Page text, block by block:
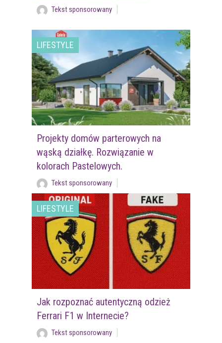
Tekst sponsorowany
LIFESTYLE
Projekty domów parterowych na
wąską działkę. Rozwiązanie w
kolorach Pastelowych.
Tekst sponsorowany
LIFESTYLE
Jak rozpoznać autentyczną odzież
Ferrari F1 w Internecie?
Tekst sponsorowany